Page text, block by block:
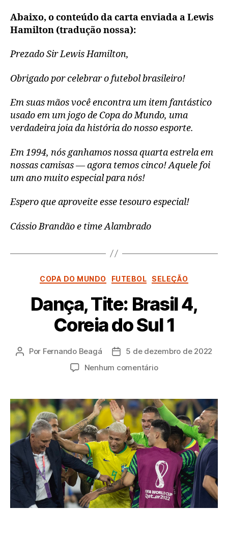
Abaixo, o conteúdo da carta enviada a Lewis
Hamilton (tradução nossa):
Prezado Sir Lewis Hamilton,
Obrigado por celebrar o futebol brasileiro!
Em suas mãos você encontra um item fantástico
usado em um jogo de Copa do Mundo, uma
verdadeira joia da história do nosso esporte.
Em 1994, nós ganhamos nossa quarta estrela em
nossas camisas — agora temos cinco! Aquele foi
um ano muito especial para nós!
Espero que aproveite esse tesouro especial!
Cássio Brandão e time Alambrado
Categorias
COPA DO MUNDO FUTEBOL SELEÇÃO
Dança, Tite: Brasil 4,
Coreia do Sul 1
Autor
Por Fernando Beagá
Data5 de dezembro de 2022
Nenhum comentárioem
Brasil
4,
Coreia
do
Sul